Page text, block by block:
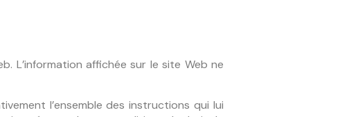
L’information affichée sur le site Web ne
l’ensemble des instructions qui lui